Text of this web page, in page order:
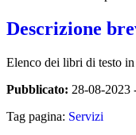
Descrizione
Elenco dei libri di testo in
Pubblicato: 28-08-2023
Tag pagina: Servizi